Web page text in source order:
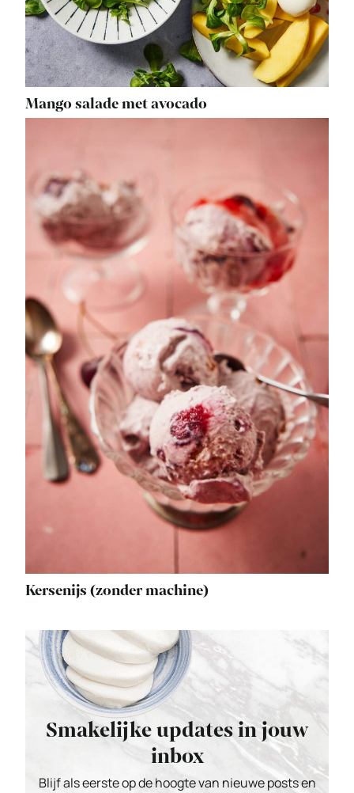
Mango salade met avocado
Kersenijs (zonder machine)
Smakelijke updates in jouw
inbox
Blijf als eerste op de hoogte van nieuwe posts en